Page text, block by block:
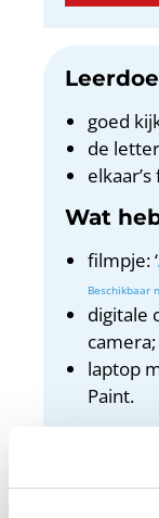
goed
de
Wat
filmpje: ‘
digitale
camera;
laptop
Paint.
Bekijk